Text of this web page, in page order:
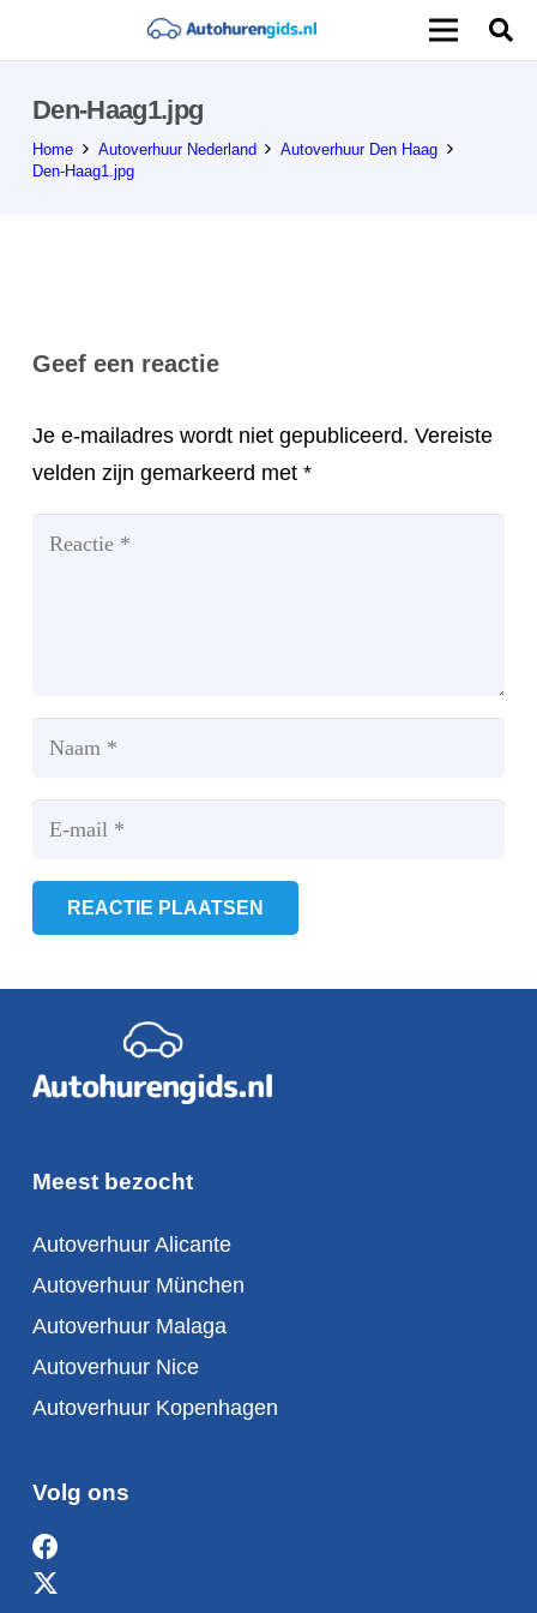
Den-Haag1.jpg
Home Autoverhuur Nederland
Autoverhuur Den Haag
Den-Haag1.jpg
Geef een reactie
Je e-mailadres wordt niet gepubliceerd. Vereiste
velden zijn gemarkeerd met *
REACTIE PLAATSEN
Meest bezocht
Autoverhuur Alicante
Autoverhuur München
Autoverhuur Malaga
Autoverhuur Nice
Autoverhuur Kopenhagen
Volg ons